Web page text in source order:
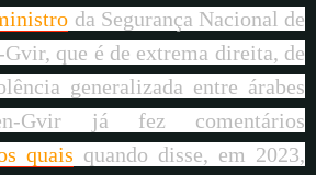
da Segurança Nacional de
que é de extrema direita, de
generalizada entre árabes
Gvir já fez comentários
quais quando disse, em 2023,